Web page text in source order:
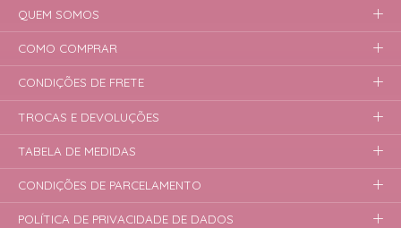
QUEM SOMOS
COMO COMPRAR
CONDIÇÕES DE FRETE
TROCAS E DEVOLUÇÕES
TABELA DE MEDIDAS
CONDIÇÕES DE PARCELAMENTO
POLÍTICA DE PRIVACIDADE DE DADOS